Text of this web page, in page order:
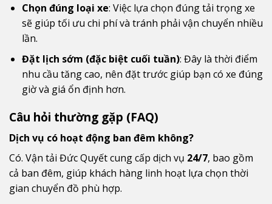
Chọn đúng loại xe: Việc lựa chọn đúng tải trọng xe
sẽ giúp tối ưu chi phí và tránh phải vận chuyển nhiều
lần.
Đặt lịch sớm (đặc biệt cuối tuần): Đây là thời điểm
nhu cầu tăng cao, nên đặt trước giúp bạn có xe đúng
giờ và giá ổn định hơn.
Câu hỏi thường gặp (FAQ)
Dịch vụ có hoạt động ban đêm không?
Có. Vận tải Đức Quyết cung cấp dịch vụ 24/7, bao gồm
cả ban đêm, giúp khách hàng linh hoạt lựa chọn thời
gian chuyển đồ phù hợp.